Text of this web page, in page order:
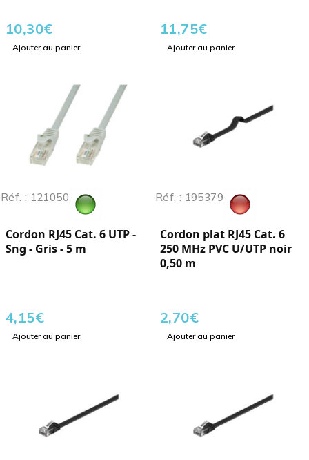
10,30€
Ajouter au panier
11,75€
Ajouter au panier
Réf. : 121050
Cordon RJ45 Cat. 6 UTP -
Sng - Gris - 5 m
4,15€
Ajouter au panier
Réf. : 195379
Cordon plat RJ45 Cat. 6
250 MHz PVC U/UTP noir
0,50 m
2,70€
Ajouter au panier